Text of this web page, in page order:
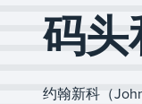
码
约翰新科（